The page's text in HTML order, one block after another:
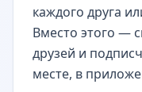
каждого друга
Вместо этого —
друзей и
месте, в